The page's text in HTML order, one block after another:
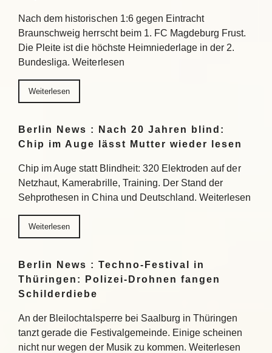
Nach dem historischen 1:6 gegen Eintracht
Braunschweig herrscht beim 1. FC Magdeburg Frust.
Die Pleite ist die höchste Heimniederlage in der 2.
Bundesliga. Weiterlesen
Weiterlesen
Berlin News : Nach 20 Jahren blind:
Chip im Auge lässt Mutter wieder lesen
Chip im Auge statt Blindheit: 320 Elektroden auf der
Netzhaut, Kamerabrille, Training. Der Stand der
Sehprothesen in China und Deutschland. Weiterlesen
Weiterlesen
Berlin News : Techno-Festival in
Thüringen: Polizei-Drohnen fangen
Schilderdiebe
An der Bleilochtalsperre bei Saalburg in Thüringen
tanzt gerade die Festivalgemeinde. Einige scheinen
nicht nur wegen der Musik zu kommen. Weiterlesen